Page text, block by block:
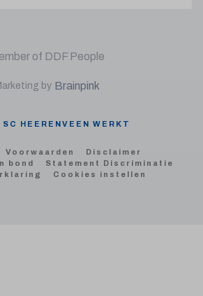
of DDF People
by Brainpink
HEERENVEEN WERKT
Voorwaarden
Disclaimer
bond
Statement Discriminatie
Cookies instellen